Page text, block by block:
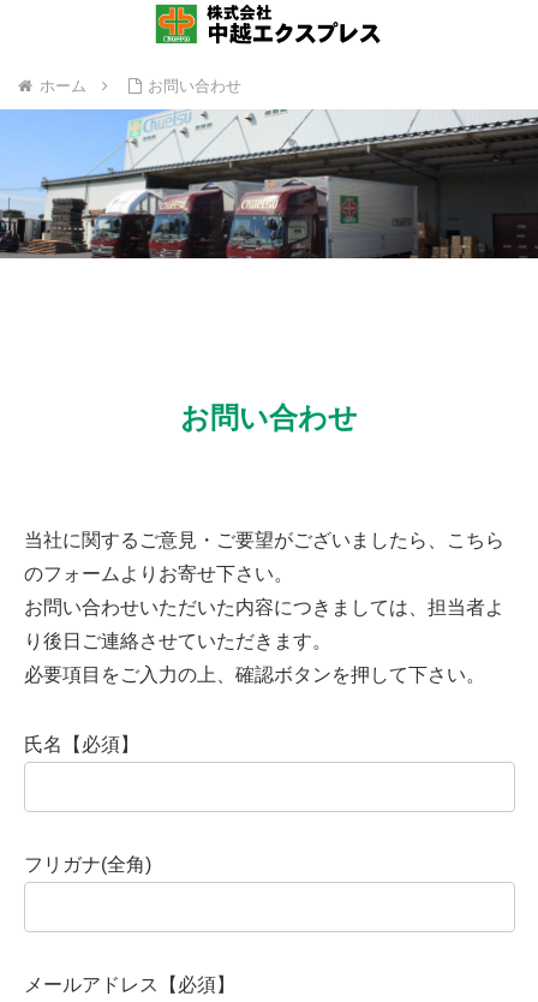
ホーム お問い合わせ
お問い合わせ
当社に関するご意見・ご要望がございましたら、こちら
のフォームよりお寄せ下さい。
お問い合わせいただいた内容につきましては、担当者よ
り後日ご連絡させていただきます。
必要項目をご入力の上、確認ボタンを押して下さい。
氏名【必須】
フリガナ(全角)
メールアドレス【必須】